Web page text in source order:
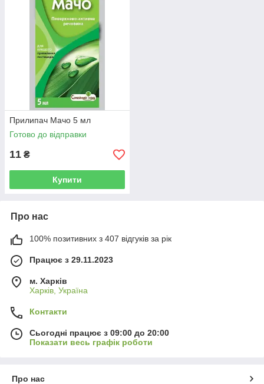
Прилипач Мачо 5 мл
Готово до відправки
11 ₴
Купити
Про нас
100% позитивних з 407 відгуків за рік
Працює з 29.11.2023
м. Харків
Харків, Україна
Контакти
Сьогодні працює з 09:00 до 20:00
Показати весь графік роботи
Про нас